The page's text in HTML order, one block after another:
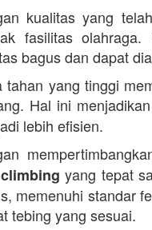
kualitas yang
fasilitas
bagus dan dapat
tahan yang tinggi
Hal ini menjadikan
lebih efisien.
yang tepat
memenuhi standar
tebing yang sesuai.